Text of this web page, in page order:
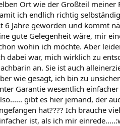
Ort wie der Großteil meiner
ich endlich richtig
6 Jahre geworden und kommt
gute Gelegenheit wäre, mir
wohin ich möchte. Aber
dabei war, mich wirklich zu
an. Sie ist auch
wie gesagt, ich bin zu
Garantie wesentlich
gibt es hier jemand, der
hat???? Ich brauche
ist, als ich mir